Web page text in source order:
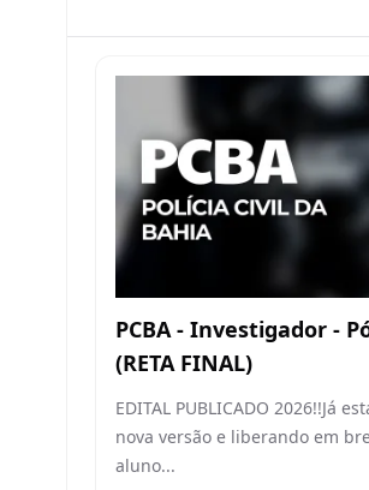
PCBA - Investigador -
(RETA FINAL)
EDITAL PUBLICADO 2026!!Já
nova versão e liberando em
aluno...